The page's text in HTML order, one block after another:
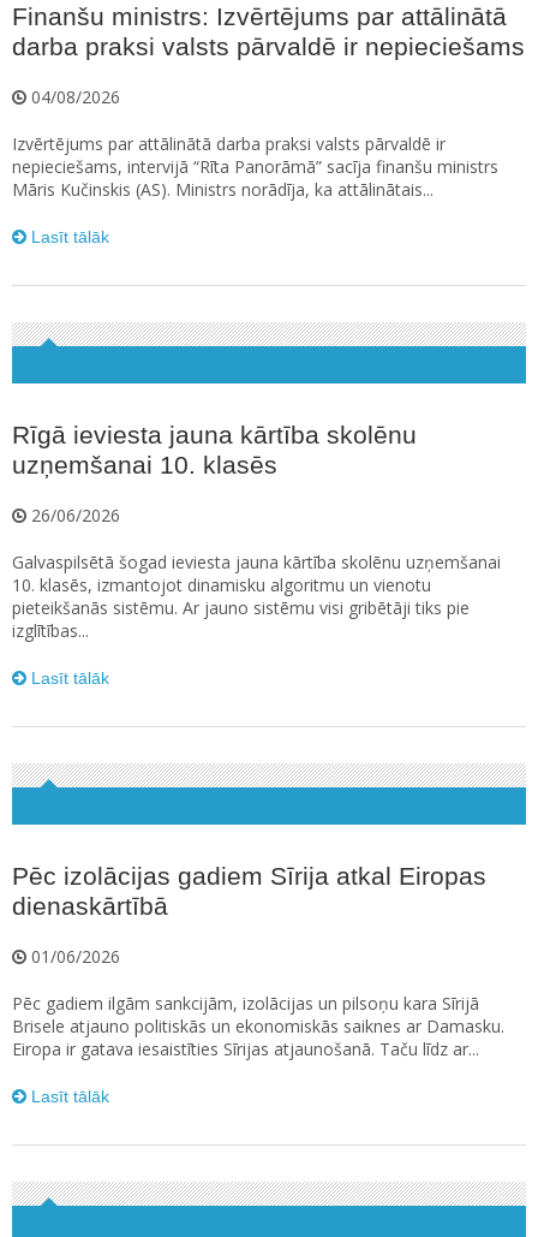
Finanšu ministrs: Izvērtējums par attālinātā
darba praksi valsts pārvaldē ir nepieciešams
04/08/2026
Izvērtējums par attālinātā darba praksi valsts pārvaldē ir
nepieciešams, intervijā “Rīta Panorāmā” sacīja finanšu ministrs
Māris Kučinskis (AS). Ministrs norādīja, ka attālinātais...
Lasīt tālāk
Rīgā ieviesta jauna kārtība skolēnu
uzņemšanai 10. klasēs
26/06/2026
Galvaspilsētā šogad ieviesta jauna kārtība skolēnu uzņemšanai
10. klasēs, izmantojot dinamisku algoritmu un vienotu
pieteikšanās sistēmu. Ar jauno sistēmu visi gribētāji tiks pie
izglītības...
Lasīt tālāk
Pēc izolācijas gadiem Sīrija atkal Eiropas
dienaskārtībā
01/06/2026
Pēc gadiem ilgām sankcijām, izolācijas un pilsoņu kara Sīrijā
Brisele atjauno politiskās un ekonomiskās saiknes ar Damasku.
Eiropa ir gatava iesaistīties Sīrijas atjaunošanā. Taču līdz ar...
Lasīt tālāk